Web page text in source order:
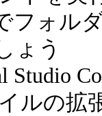
フォル
ょう
Studio
イルの